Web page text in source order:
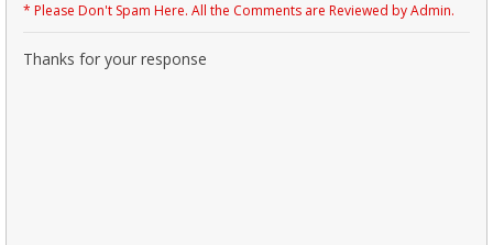
* Please Don't Spam Here. All the Comments are Reviewed by Admin.
Thanks for your response